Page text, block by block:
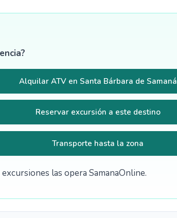
Alquilar ATV en Santa Bárbara de Samaná
Reservar excursión a este destino
Transporte hasta la zona
las opera SamanaOnline.